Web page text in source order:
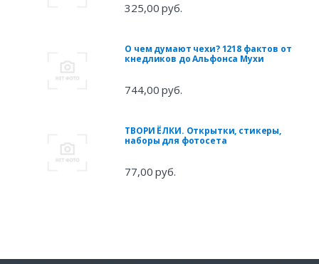
325,00 руб.
О чем думают чехи? 1218 фактов от
кнедликов до Альфонса Мухи
744,00 руб.
ТВОРИ ЁЛКИ. Открытки, стикеры,
наборы для фотосета
77,00 руб.